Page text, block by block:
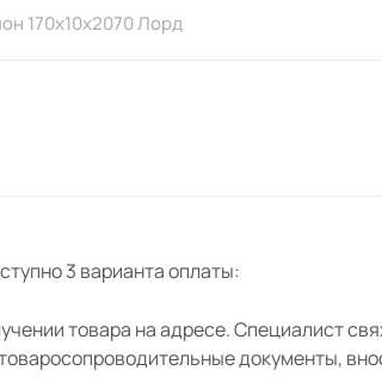
170х10х2070 Лорд
Лорд
Лорд
3 варианта оплаты:
товара на адресе. Специалист
документы,